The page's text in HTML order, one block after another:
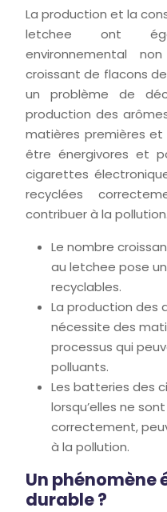
La production et la
letchee ont
environnemental
croissant de flacons
un problème de
production des
matières premières et
être énergivores et
cigarettes
recyclées
contribuer à la pollution.
Le nombre
au letchee pose
recyclables.
La production des
nécessite des
processus qui
polluants.
Les batteries des
lorsqu’elles ne
correctement,
à la pollution.
Un phénomène
durable ?